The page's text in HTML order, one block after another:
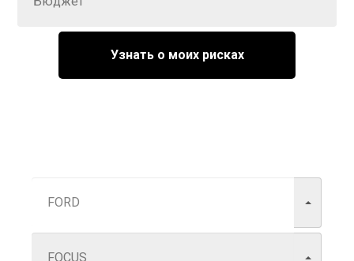
Узнать о моих рисках